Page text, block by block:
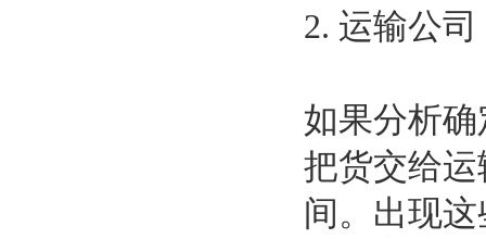
2. 运输公
如果分析
把货交给
间。出现